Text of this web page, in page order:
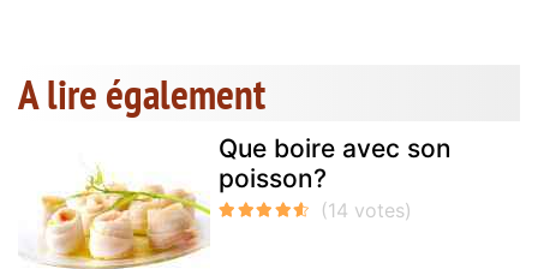
A lire également
Que boire avec son
poisson?